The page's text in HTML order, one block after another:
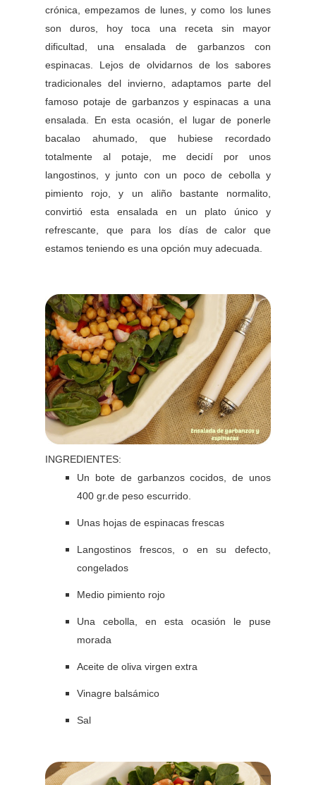
crónica, empezamos de lunes, y como los lunes
son duros, hoy toca una receta sin mayor
dificultad, una ensalada de garbanzos con
espinacas. Lejos de olvidarnos de los sabores
tradicionales del invierno, adaptamos parte del
famoso potaje de garbanzos y espinacas a una
ensalada. En esta ocasión, el lugar de ponerle
bacalao ahumado, que hubiese recordado
totalmente al potaje, me decidí por unos
langostinos, y junto con un poco de cebolla y
pimiento rojo, y un aliño bastante normalito,
convirtió esta ensalada en un plato único y
refrescante, que para los días de calor que
estamos teniendo es una opción muy adecuada.
INGREDIENTES:
Un bote de garbanzos cocidos, de unos
400 gr.de peso escurrido.
Unas hojas de espinacas frescas
Langostinos frescos, o en su defecto,
congelados
Medio pimiento rojo
Una cebolla, en esta ocasión le puse
morada
Aceite de oliva virgen extra
Vinagre balsámico
Sal